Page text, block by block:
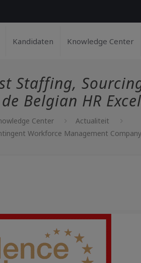
Kandidaten Knowledge Center
Staffing,
Belgian HR
Center
Actualiteit
Workforce Management